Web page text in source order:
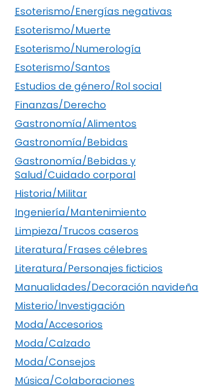
Esoterismo/Energías negativas
Esoterismo/Muerte
Esoterismo/Numerología
Esoterismo/Santos
Estudios de género/Rol social
Finanzas/Derecho
Gastronomía/Alimentos
Gastronomía/Bebidas
Gastronomía/Bebidas y
Salud/Cuidado corporal
Historia/Militar
Ingeniería/Mantenimiento
Limpieza/Trucos caseros
Literatura/Frases célebres
Literatura/Personajes ficticios
Manualidades/Decoración navideña
Misterio/Investigación
Moda/Accesorios
Moda/Calzado
Moda/Consejos
Música/Colaboraciones